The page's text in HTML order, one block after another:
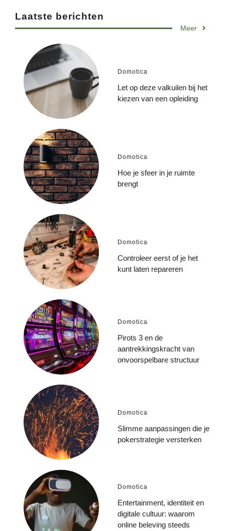
Laatste berichten
Meer
Domotica
Let op deze valkuilen bij het
kiezen van een opleiding
Domotica
Hoe je sfeer in je ruimte
brengt
Domotica
Controleer eerst of je het
kunt laten repareren
Domotica
Pirots 3 en de
aantrekkingskracht van
onvoorspelbare structuur
Domotica
Slimme aanpassingen die je
pokerstrategie versterken
Domotica
Entertainment, identiteit en
digitale cultuur: waarom
online beleving steeds